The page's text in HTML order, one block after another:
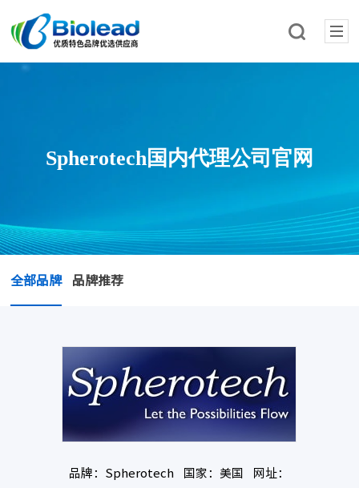
Spherotech国内代理公司官网
全部品牌 品牌推荐
品牌：Spherotech 国家：美国 网址：